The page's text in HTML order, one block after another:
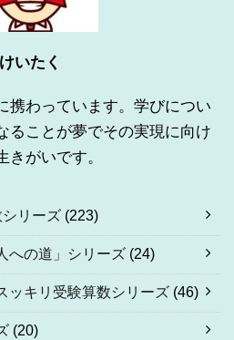
けいたく
携わっています。学びについ
ることが夢でその実現に向け
がいです。
リーズ (223)
への道」シリーズ (24)
ッキリ受験算数シリーズ (46)
(20)